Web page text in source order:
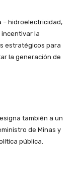
– hidroelectricidad,
la
estratégicos para
la generación de
también a un
de Minas y
pública.